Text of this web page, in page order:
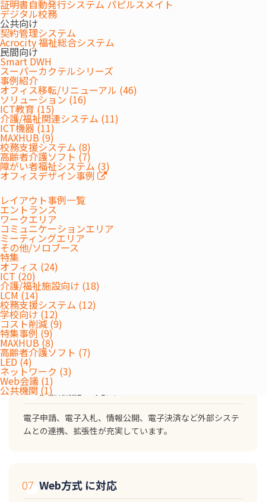
証明書自動発行システム パピルスメイト
デジタル校務
公共向け
契約管理システム
Acrocity 福祉総合システム
民間向け
Smart DWH
スーパーカクテルシリーズ
事例紹介
オフィス移転/リニューアル (46)
ソリューション (16)
ICT教育 (15)
介護/福祉関連システム (11)
ICT機器 (11)
MAXHUB (9)
校務支援システム (8)
高齢者介護ソフト (7)
障がい者福祉システム (3)
オフィスデザイン事例
レイアウト事例一覧
エントランス
ワークエリア
コミュニケーションエリア
ミーティングエリア
その他/ソロブース
特集
オフィス (24)
ICT (20)
介護/福祉施設向け (18)
LCM (14)
校務支援システム (12)
学校向け (12)
コスト削減 (9)
特集事例 (9)
MAXHUB (8)
高齢者介護ソフト (7)
LED (4)
ネットワーク (3)
Web会議 (1)
公共機関 (1)
多様な 入札形態 に対応契約
一般競争入札、指名競争入札、随意契約、公募型などに対
応しています。
業者選定 の自動化（公平性）
契約実績、資格制限、技術者名簿、地域性などを加味し、
選定条件を満たす業者を自動的に選びます。
一括 格付け 機能
業者登録の内容などに基づき、市町村独自のルール設定に
より格付判定を自動的に一括で行えます。
財務会計システム 連携機能
財務会計システムとのデータ連携、案件情報や債権者・契
約金額情報のデータ連携に対応しています。
拡張機能 の充実
電子申請、電子入札、情報公開、電子決済など外部システ
ムとの連携、拡張性が充実しています。
Web方式 に対応